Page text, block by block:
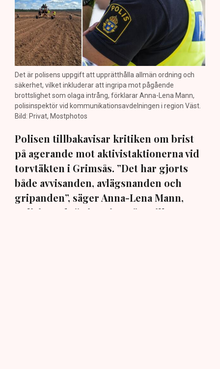
Det är polisens uppgift att upprätthålla allmän ordning och
säkerhet, vilket inkluderar att ingripa mot pågående
brottslighet som olaga intrång, förklarar Anna-Lena Mann,
polisinspektör vid kommunikationsavdelningen i region Väst.
Bild: Privat, Mostphotos
Polisen tillbakavisar kritiken om brist
på agerande mot aktivistaktionerna vid
torvtäkten i Grimsås. ”Det har gjorts
både avvisanden, avlägsnanden och
gripanden”, säger Anna-Lena Mann,
polisinspektör i region Väst, till TN.